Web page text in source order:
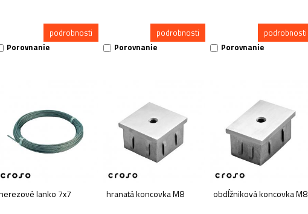
podrobnosti
Porovnanie
podrobnosti
Porovnanie
podrobnosti
Porovnanie
lanko 7x7 hranatá koncovka M8 obdĺžniková koncovka M8